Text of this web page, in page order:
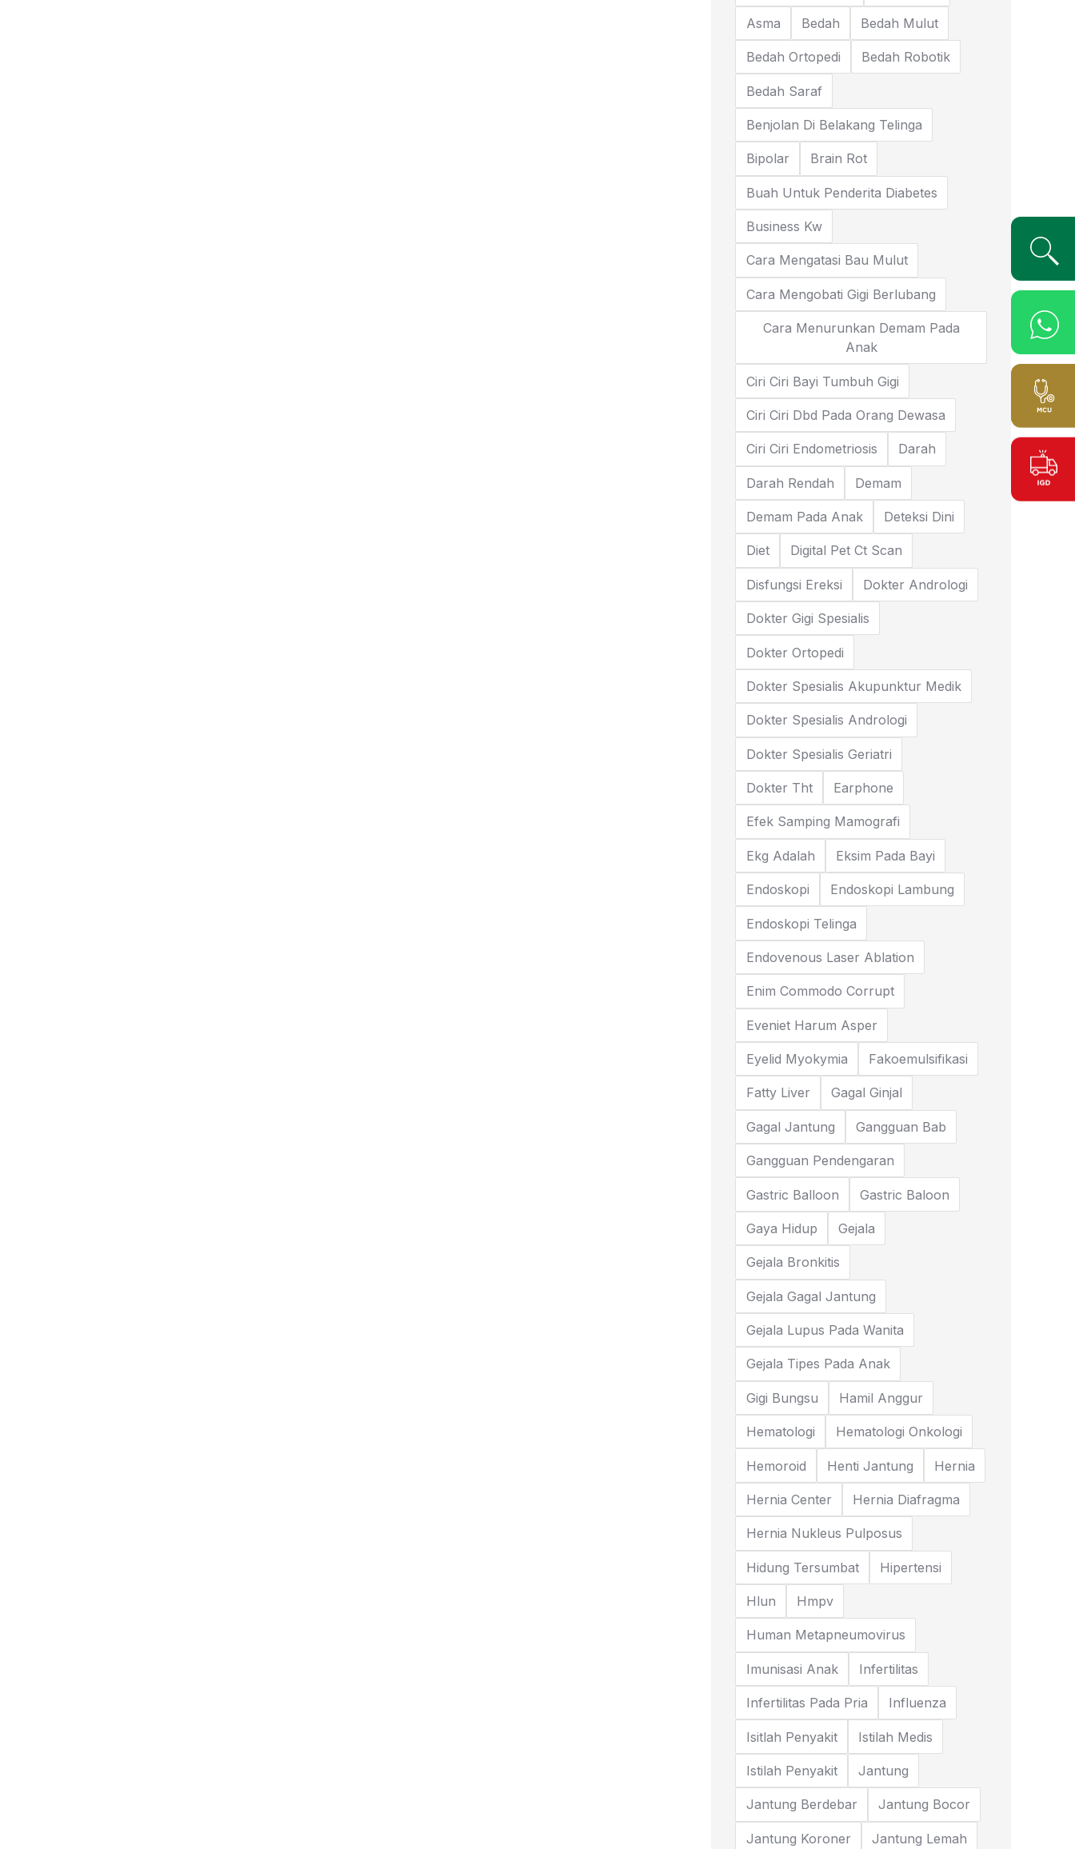
Asma Bedah Bedah Mulut
Bedah Ortopedi Bedah Robotik
Bedah Saraf
Benjolan Di Belakang Telinga
Bipolar Brain Rot
Buah Untuk Penderita Diabetes
Business Kw
Cara Mengatasi Bau Mulut
Cara Mengobati Gigi Berlubang
Cara Menurunkan Demam Pada
Anak
Ciri Ciri Bayi Tumbuh Gigi
Ciri Ciri Dbd Pada Orang Dewasa
Ciri Ciri Endometriosis Darah
Darah Rendah Demam
Demam Pada Anak Deteksi Dini
Diet Digital Pet Ct Scan
Disfungsi Ereksi Dokter Andrologi
Dokter Gigi Spesialis
Dokter Ortopedi
Dokter Spesialis Akupunktur Medik
Dokter Spesialis Andrologi
Dokter Spesialis Geriatri
Dokter Tht Earphone
Efek Samping Mamografi
Ekg Adalah Eksim Pada Bayi
Endoskopi Endoskopi Lambung
Endoskopi Telinga
Endovenous Laser Ablation
Enim Commodo Corrupt
Eveniet Harum Asper
Eyelid Myokymia Fakoemulsifikasi
Fatty Liver Gagal Ginjal
Gagal Jantung Gangguan Bab
Gangguan Pendengaran
Gastric Balloon Gastric Baloon
Gaya Hidup Gejala
Gejala Bronkitis
Gejala Gagal Jantung
Gejala Lupus Pada Wanita
Gejala Tipes Pada Anak
Gigi Bungsu Hamil Anggur
Hematologi Hematologi Onkologi
Hemoroid Henti Jantung Hernia
Hernia Center Hernia Diafragma
Hernia Nukleus Pulposus
Hidung Tersumbat Hipertensi
Hlun Hmpv
Human Metapneumovirus
Imunisasi Anak Infertilitas
Infertilitas Pada Pria Influenza
Isitlah Penyakit Istilah Medis
Istilah Penyakit Jantung
Jantung Berdebar Jantung Bocor
Jantung Koroner Jantung Lemah